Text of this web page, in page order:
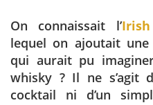
On connaissait l’
lequel on ajoutait
qui aurait pu
whisky ? Il ne s’agit
cocktail ni d’un